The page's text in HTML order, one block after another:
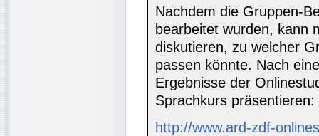
Nachdem die Gruppen-
bearbeitet wurden, kann
diskutieren, zu welcher
passen könnte. Nach
Ergebnisse der
Sprachkurs präsentieren:
http://www.ard-zdf-